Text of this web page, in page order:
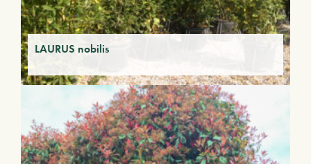
LAURUS nobilis